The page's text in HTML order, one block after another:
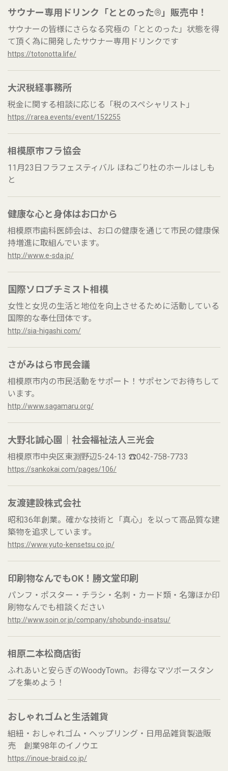
サウナー専用ドリンク「ととのった®」販売中！
サウナーの皆様にさらなる究極の「ととのった」状態を得
て頂く為に開発したサウナー専用ドリンクです
https://totonotta.life/
大沢税経事務所
税金に関する相談に応じる「税のスペシャリスト」
https://rarea.events/event/152255
相模原市フラ協会
11月23日フラフェスティバル ほねごり杜のホールはしも
と
健康な心と身体はお口から
相模原市歯科医師会は、お口の健康を通じて市民の健康保
持増進に取組んでいます。
http://www.e-sda.jp/
国際ソロプチミスト相模
女性と女児の生活と地位を向上させるために活動している
国際的な奉仕団体です。
http://sia-higashi.com/
さがみはら市民会議
相模原市内の市民活動をサポート！サポセンでお待ちして
います。
http://www.sagamaru.org/
大野北誠心園｜社会福祉法人三光会
相模原市中央区東淵野辺5-24-13 ☎042-758-7733
https://sankokai.com/pages/106/
友渡建設株式会社
昭和36年創業。確かな技術と「真心」を以って高品質な建
築物を追求しています。
https://www.yuto-kensetsu.co.jp/
印刷物なんでもOK！勝文堂印刷
パンフ・ポスター・チラシ・名刺・カード類・名簿ほか印
刷物なんでも相談ください
http://www.soin.or.jp/company/shobundo-insatsu/
相原二本松商店街
ふれあいと安らぎのWoodyTown。お得なマツボースタン
プを集めよう！
おしゃれゴムと生活雑貨
組紐・おしゃれゴム・ヘップリング・日用品雑貨製造販
売 創業98年のイノウエ
https://inoue-braid.co.jp/